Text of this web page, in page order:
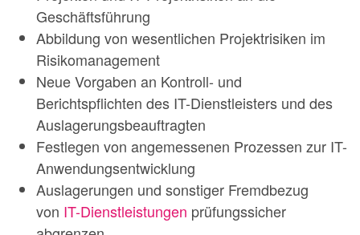
Geschäftsführung
Abbildung von wesentlichen Projektrisiken im
Risikomanagement
Neue Vorgaben an Kontroll- und
Berichtspflichten des IT-Dienstleisters und des
Auslagerungsbeauftragten
Festlegen von angemessenen Prozessen zur IT-
Anwendungsentwicklung
Auslagerungen und sonstiger Fremdbezug
von IT-Dienstleistungen prüfungssicher